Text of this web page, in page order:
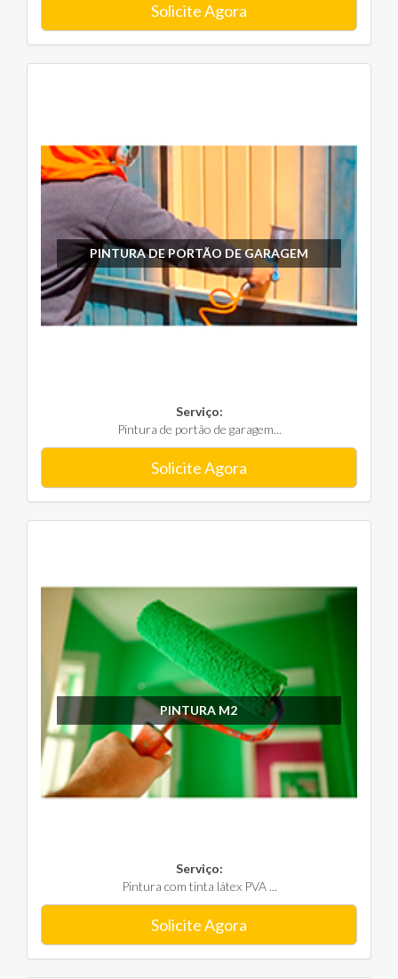
Solicite Agora
PINTURA DE PORTÃO DE GARAGEM
Serviço:
Pintura de portão de garagem...
Solicite Agora
PINTURA M2
Serviço:
Pintura com tinta látex PVA ...
Solicite Agora